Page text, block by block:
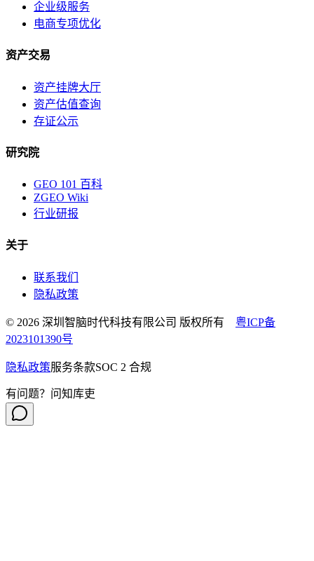
企业级服务
电商专项优化
资产交易
资产挂牌大厅
资产估值查询
存证公示
研究院
GEO 101 百科
ZGEO Wiki
行业研报
关于
联系我们
隐私政策
© 2026 深圳智脑时代科技有限公司 版权所有 粤ICP备
2023101390号
隐私政策服务条款SOC 2 合规
有问题？问知库吏